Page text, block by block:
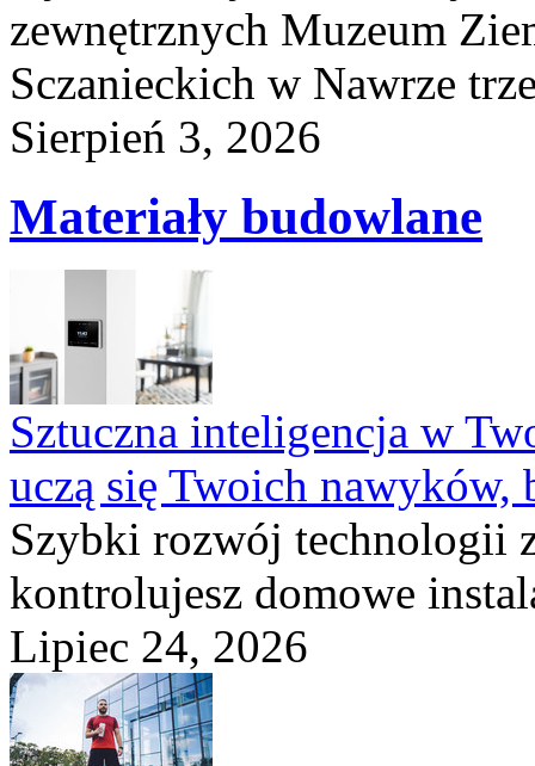
zewnętrznych Muzeum
Sczanieckich w Nawrze
Sierpień 3, 2026
Materiały budowlane
Sztuczna inteligencja w
uczą się Twoich nawyków,
Szybki rozwój technologii
kontrolujesz domowe
Lipiec 24, 2026